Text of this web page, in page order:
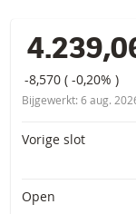
-8,570 (-0,20% )
Bijgewerkt: 6 aug.
Primaire
Vorige slot
Open